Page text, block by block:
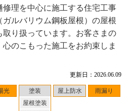
更新日：2026.06.09
光
塗装
屋根塗装
屋上防水 雨漏り
理を中心に施工する住宅工事
ルバリウム鋼板屋根）の屋根
り扱っています。お客さまの
のこもった施工をお約束しま